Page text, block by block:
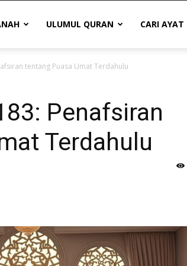
ULUMUL QURAN CARI AYAT
tentang Puasa Umat Terdahulu
Penafsiran
Terdahulu